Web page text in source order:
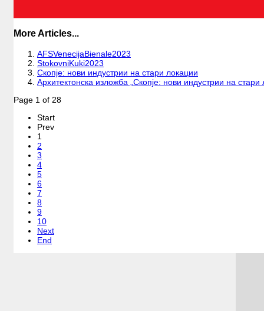
More Articles...
AFSVenecijaBienale2023
StokovniKuki2023
Скопје: нови индустрии на стари локации
Архитектонска изложба „Скопје: нови индустрии на стари
Page 1 of 28
Start
Prev
1
2
3
4
5
6
7
8
9
10
Next
End